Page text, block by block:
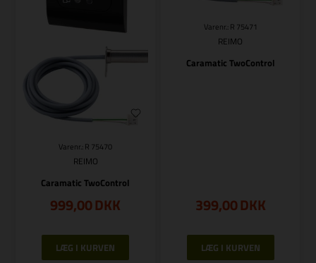
Varenr.: R 75470
REIMO
Caramatic TwoControl
999,00DKK
Varenr.: R 75471
REIMO
Caramatic TwoControl
399,00DKK